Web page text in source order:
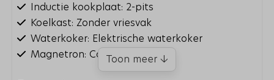
Inductie kookplaat: 2-pits
Koelkast: Zonder vriesvak
Waterkoker: Elektrische waterkoker
Magnetron: Combimagnetron
Toon meer ↓